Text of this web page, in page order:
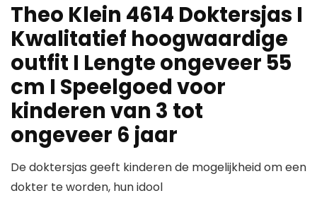
Theo Klein 4614 Doktersjas I
Kwalitatief hoogwaardige
outfit I Lengte ongeveer 55
cm I Speelgoed voor
kinderen van 3 tot
ongeveer 6 jaar
De doktersjas geeft kinderen de mogelijkheid om een
dokter te worden, hun idool